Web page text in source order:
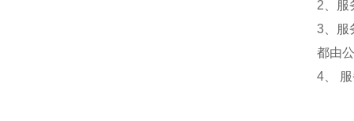
2、服
3、服
都由
4、